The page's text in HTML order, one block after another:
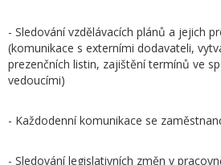
- Sledování vzdělávacích plánů a jejich
(komunikace s externími dodavateli,
prezenčních listin, zajištění termínů ve
vedoucími)
- Každodenní komunikace se
- Sledování legislativních změn v